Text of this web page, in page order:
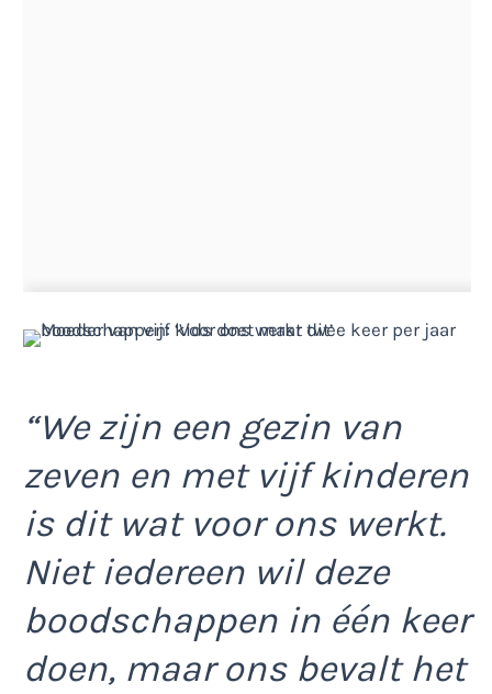
“We zijn een gezin van
zeven en met vijf kinderen
is dit wat voor ons werkt.
Niet iedereen wil deze
boodschappen in één keer
doen, maar ons bevalt het